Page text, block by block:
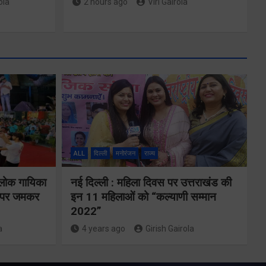
गायिका
पर जमकर
ALL दिल्ली मनोरंजन राज्य
नई दिल्ली : महिला दिवस पर उत्तराखंड की
इन 11 महिलाओं को “कल्याणी सम्मान
2022”
4 years ago Girish Gairola
9
बीएलओ और
फील्ड स्टॉफ को
प्रोत्साहित करें
जिलाधिकारीः